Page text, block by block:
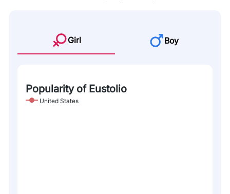
Girl Boy
Popularity of Eustolio
United States